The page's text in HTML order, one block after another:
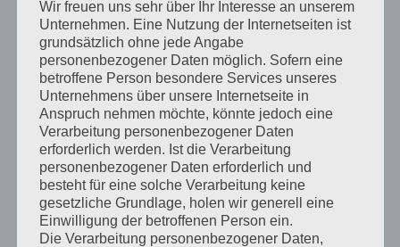
Gerne können Sie mich auch über
meiner Website kontaktieren. Ich werde
Ihre Fragen schnellstmöglich
beantworten.
Wir freuen uns sehr über Ihr Interesse an unserem
Unternehmen. Eine Nutzung der Internetseiten ist
grundsätzlich ohne jede Angabe
personenbezogener Daten möglich. Sofern eine
betroffene Person besondere Services unseres
Unternehmens über unsere Internetseite in
Anspruch nehmen möchte, könnte jedoch eine
Verarbeitung personenbezogener Daten
erforderlich werden. Ist die Verarbeitung
personenbezogener Daten erforderlich und
besteht für eine solche Verarbeitung keine
gesetzliche Grundlage, holen wir generell eine
Einwilligung der betroffenen Person ein.
Die Verarbeitung personenbezogener Daten,